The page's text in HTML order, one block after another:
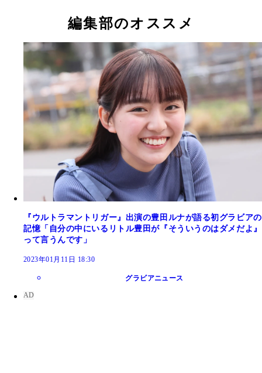
編集部のオススメ
『ウルトラマントリガー』出演の豊田ルナが語る初グラビアの
記憶「自分の中にいるリトル豊田が『そういうのはダメだよ』
って言うんです」
2023年01月11日 18:30
グラビアニュース